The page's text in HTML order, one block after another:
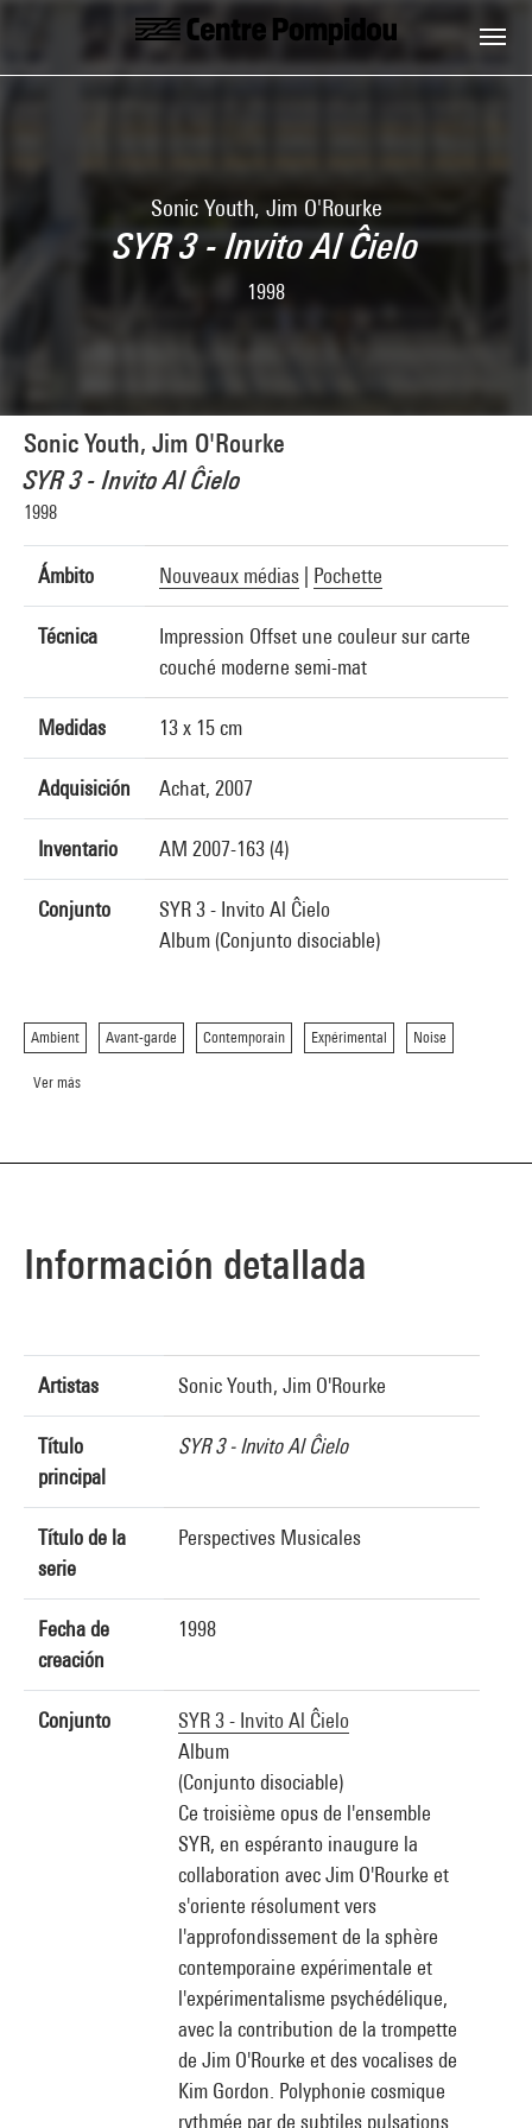
Skip to main content
Centre Pompidou
Sonic Youth, Jim O'Rourke
SYR 3 - Invito Al Ĉielo
1998
Sonic Youth, Jim O'Rourke
SYR 3 - Invito Al Ĉielo
1998
Ámbito Nouveaux médias Pochette
Técnica
Impression Offset une couleur sur carte
couché moderne semi-mat
Medidas 13 x 15 cm
Adquisición Achat, 2007
Inventario AM 2007-163 (4)
Conjunto
SYR 3 - Invito Al Ĉielo
Album (Conjunto disociable)
Ambient Avant-garde Contemporain Expérimental Noise
Ver más
Información detallada
Artistas Sonic Youth, Jim O'Rourke
Título
principal
SYR 3 - Invito Al Ĉielo
Título de la
serie
Perspectives Musicales
Fecha de
creación
1998
Conjunto
SYR 3 - Invito Al Ĉielo
Album
(Conjunto disociable)
Ce troisième opus de l'ensemble
SYR, en espéranto inaugure la
collaboration avec Jim O'Rourke et
s'oriente résolument vers
l'approfondissement de la sphère
contemporaine expérimentale et
l'expérimentalisme psychédélique,
avec la contribution de la trompette
de Jim O'Rourke et des vocalises de
Kim Gordon. Polyphonie cosmique
rythmée par de subtiles pulsations